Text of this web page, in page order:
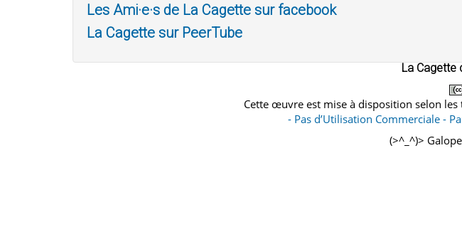
Les Ami·e·s de La Cagette sur facebook
La Cagette sur PeerTube
La Cagette
Cette œuvre est mise à disposition selon les
- Pas d’Utilisation Commerciale -
(>^_^)>